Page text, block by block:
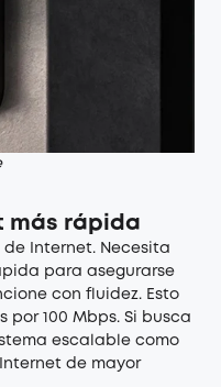
más rápida
de Internet. Necesita
para asegurarse
con fluidez. Esto
por 100 Mbps. Si busca
escalable como
de mayor